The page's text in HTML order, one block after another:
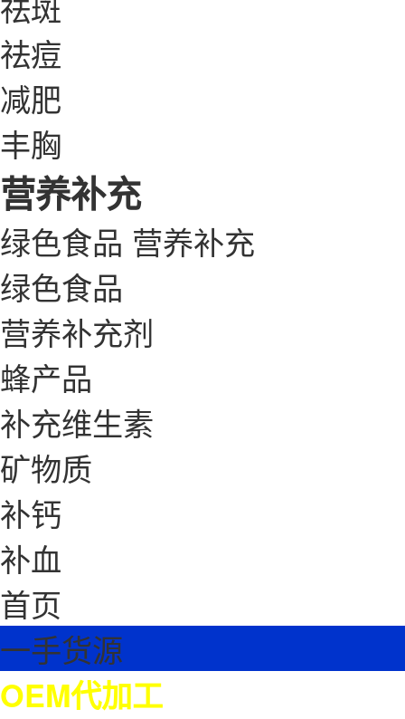
祛痘
减肥
丰胸
营养补充
绿色食品 营养补充
绿色食品
营养补充剂
蜂产品
补充维生素
矿物质
补钙
补血
首页
一手货源
OEM代加工